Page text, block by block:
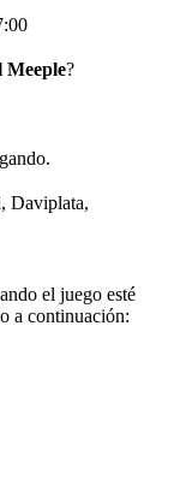
Meeple?
Daviplata,
el juego esté
a continuación: